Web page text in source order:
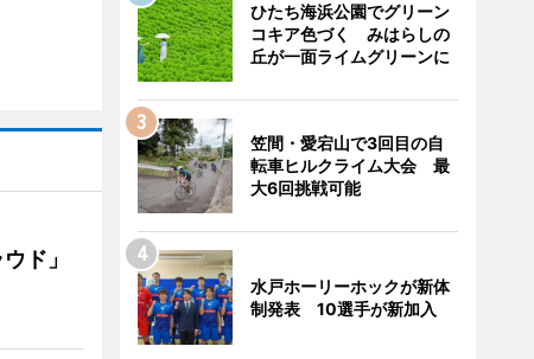
ド」
ひたち海浜公園でグリーン
コキア色づく みはらしの
丘が一面ライムグリーンに
笠間・愛宕山で3回目の自
転車ヒルクライム大会 最
大6回挑戦可能
水戸ホーリーホックが新体
制発表 10選手が新加入